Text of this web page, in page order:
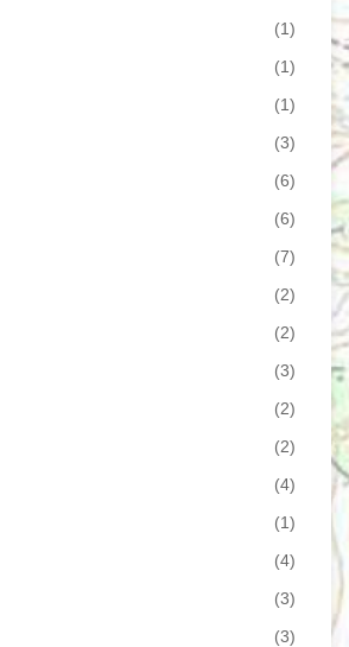
(1)
(1)
(1)
(3)
(6)
(6)
(7)
(2)
(2)
(3)
(2)
(2)
(4)
(1)
(4)
(3)
(3)